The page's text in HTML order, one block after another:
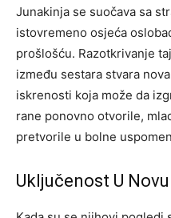
Junakinja se suočava sa
istovremeno osjeća
prošlošću. Razotkrivanje
između sestara stvara
iskrenosti koja može da
rane ponovno otvorile,
pretvorile u bolne
Uključenost U